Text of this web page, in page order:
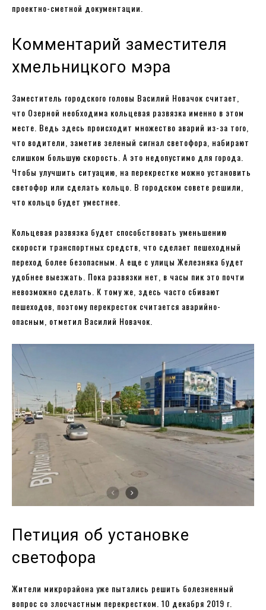
проектно-сметной документации.
Комментарий заместителя
хмельницкого мэра
Заместитель городского головы Василий Новачок считает,
что Озерной необходима кольцевая развязка именно в этом
месте. Ведь здесь происходит множество аварий из-за того,
что водители, заметив зеленый сигнал светофора, набирают
слишком большую скорость. А это недопустимо для города.
Чтобы улучшить ситуацию, на перекрестке можно установить
светофор или сделать кольцо. В городском совете решили,
что кольцо будет уместнее.
Кольцевая развязка будет способствовать уменьшению
скорости транспортных средств, что сделает пешеходный
переход более безопасным. А еще с улицы Железняка будет
удобнее выезжать. Пока развязки нет, в часы пик это почти
невозможно сделать. К тому же, здесь часто сбивают
пешеходов, поэтому перекресток считается аварийно-
опасным, отметил Василий Новачок.
Петиция об установке
светофора
Жители микрорайона уже пытались решить болезненный
вопрос со злосчастным перекрестком. 10 декабря 2019 г.